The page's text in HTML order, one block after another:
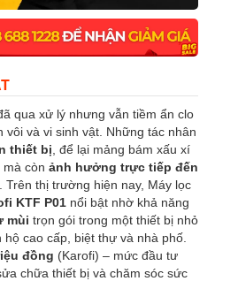
qua xử lý nhưng vẫn tiềm ẩn clo
vôi và vi sinh vật. Những tác nhân
thiết bị , để lại mảng bám xấu xí
còn ảnh hưởng trực tiếp đến
Trên thị trường hiện nay, Máy lọc
KTF P01nổi bật nhờ khả năng
mùi trọn gói trong một thiết bị nhỏ
cao cấp, biệt thự và nhà phố.
đồng (Karofi) – mức đầu tư
chữa thiết bị và chăm sóc sức